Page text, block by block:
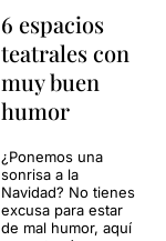
6 espacios
teatrales con
muy buen
humor
¿Ponemos una
sonrisa a la
Navidad? No tienes
excusa para estar
de mal humor, aquí